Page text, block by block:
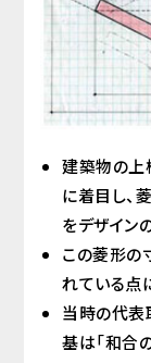
建築物の上
に着目し、
をデザイン
この菱形の
れている点
当時の代表
基は「和合